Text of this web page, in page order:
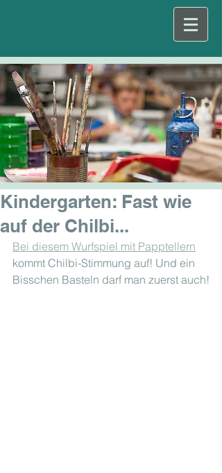
Kindergarten: Fast wie
auf der Chilbi...
Bei diesem Wurfspiel mit Papptellern
kommt Chilbi-Stimmung auf! Und ein
Bisschen Basteln darf man zuerst auch!